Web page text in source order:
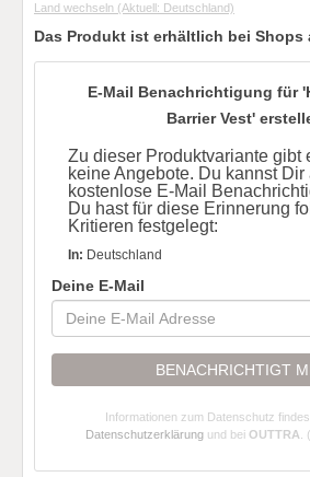
Land wechseln (Aktuell: Deutschland)
Das Produkt ist erhältlich bei Shops
E-Mail Benachrichtigung für
Barrier Vest'
Zu dieser Produktvariante gibt
keine Angebote. Du kannst Dir
kostenlose E-Mail
Du hast für diese Erinnerung
Kritieren festgelegt:
In: Deutschland
Deine E-Mail
BENACHRICHTIGT
Informationen zum Datenschutz
Datenschutzerklärung und bei OUTTRA